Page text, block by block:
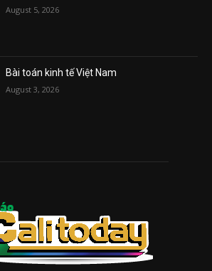
August 5, 2026
Bài toán kinh tế Việt Nam
August 3, 2026